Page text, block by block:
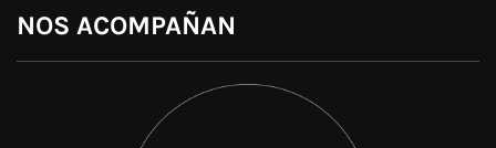
NOS ACOMPAÑAN